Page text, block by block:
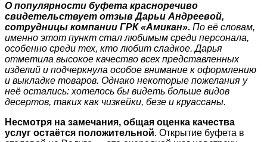
О популярности буфета красноречиво
свидетельствует отзыв Дарьи Андреевой,
сотрудницы компании ГРК «Амикан». По её словам,
именно этот пункт стал любимым среди персонала,
особенно среди тех, кто любит сладкое. Дарья
отметила высокое качество всех представленных
изделий и подчеркнула особое внимание к оформлению
и выкладке товаров. Однако некоторые пожелания у
неё остались: хотелось бы видеть больше видов
десертов, таких как чизкейки, безе и круассаны.
Несмотря на замечания, общая оценка качества
услуг остаётся положительной. Открытие буфета в